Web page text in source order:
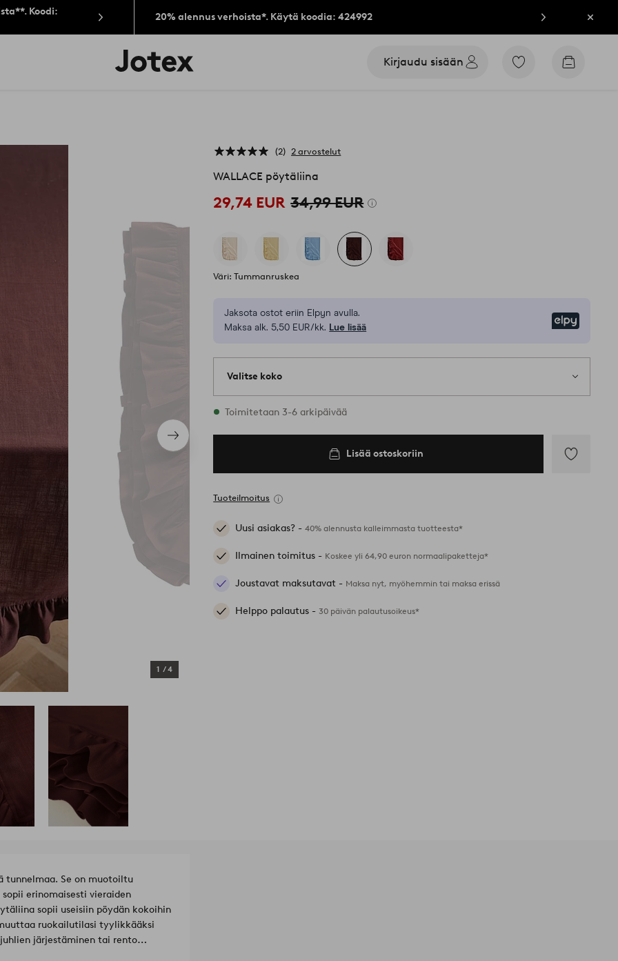
Koodi:
20% alennus verhoista*. Käytä koodia: 424992 Sulje
Jotex-
logo
Kirjaudu sisään
Siirry
Siirry
Seuraava
tuote
1 /4
2 2 arvostelut
WALLACE pöytäliina
29,74 EUR 34,99 EUR
Väri: Tummanruskea
Jaksota ostot eriin Elpyn avulla.
Maksa alk. 5,50 EUR/kk. Lue lisää
Valitse koko
3 varastossa olevat koot
Toimitetaan 3-6 arkipäivää
Lisää ostoskoriin
Tuoteilmoitus
Uusi asiakas? -40% alennusta kalleimmasta tuotteesta*
Ilmainen toimitus - Koskee yli 64,90 euron normaalipaketteja*
Joustavat maksutavat - Maksa nyt, myöhemmin tai maksa erissä
Helppo palautus -30 päivän palautusoikeus*
tunnelmaa. Se on muotoiltu
erinomaisesti vieraiden
sopii useisiin pöydän kokoihin
ruokailutilasi tyylikkääksi
järjestäminen tai rento